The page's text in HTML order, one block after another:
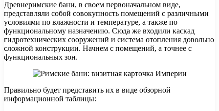
Древнеримские бани, в своем первоначальном виде,
представляли собой совокупность помещений с различными
условиями по влажности и температуре, а также по
функциональному назначению. Сюда же входили каскад
гидротехнических сооружений и система отопления довольно
сложной конструкции. Начнем с помещений, а точнее с
функциональных зон.
Правильно будет представить их в виде обзорной
информационной таблицы: